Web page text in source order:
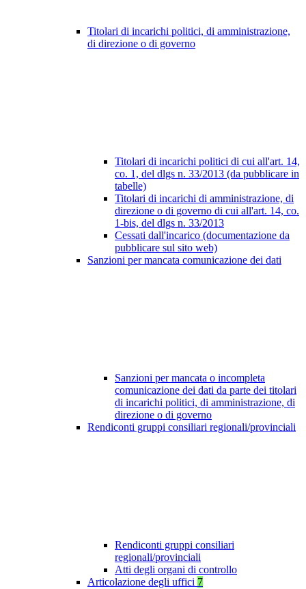
Titolari di incarichi politici, di amministrazione,
di direzione o di governo
Titolari di incarichi politici di cui all'art. 14,
co. 1, del dlgs n. 33/2013 (da pubblicare in
tabelle)
Titolari di incarichi di amministrazione, di
direzione o di governo di cui all'art. 14, co.
1-bis, del dlgs n. 33/2013
Cessati dall'incarico (documentazione da
pubblicare sul sito web)
Sanzioni per mancata comunicazione dei dati
Sanzioni per mancata o incompleta
comunicazione dei dati da parte dei titolari
di incarichi politici, di amministrazione, di
direzione o di governo
Rendiconti gruppi consiliari regionali/provinciali
Rendiconti gruppi consiliari
regionali/provinciali
Atti degli organi di controllo
Articolazione degli uffici 7